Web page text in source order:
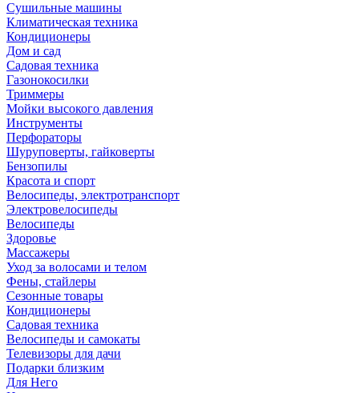
Сушильные машины
Климатическая техника
Кондиционеры
Дом и сад
Садовая техника
Газонокосилки
Триммеры
Мойки высокого давления
Инструменты
Перфораторы
Шуруповерты, гайковерты
Бензопилы
Красота и спорт
Велосипеды, электротранспорт
Электровелосипеды
Велосипеды
Здоровье
Массажеры
Уход за волосами и телом
Фены, стайлеры
Сезонные товары
Кондиционеры
Садовая техника
Велосипеды и самокаты
Телевизоры для дачи
Подарки близким
Для Него